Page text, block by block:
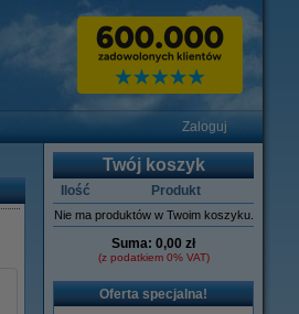
Zaloguj
Twój koszyk
Ilość Produkt
Nie ma produktów w Twoim koszyku.
Suma: 0,00 zł
(z podatkiem 0% VAT)
Oferta specjalna!